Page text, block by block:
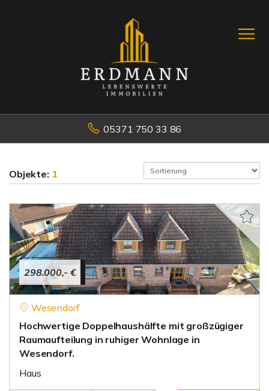
05371 750 33 86
Objekte: 1
298.000,- €
Wesendorf
Hochwertige Doppelhaushälfte mit großzügiger
Raumaufteilung in ruhiger Wohnlage in
Wesendorf.
Haus